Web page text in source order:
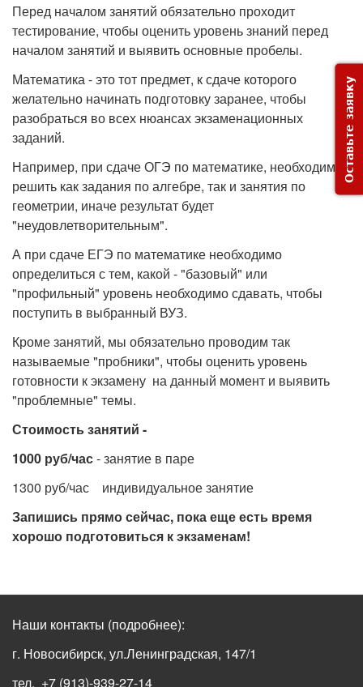
Перед началом занятий обязательно проходит
тестирование, чтобы оценить уровень знаний перед
началом занятий и выявить основные пробелы.
Математика - это тот предмет, к сдаче которого
желательно начинать подготовку заранее, чтобы
разобраться во всех нюансах экзаменационных
заданий.
Например, при сдаче ОГЭ по математике, необходимо
решить как задания по алгебре, так и занятия по
геометрии, иначе результат будет
"неудовлетворительным".
А при сдаче ЕГЭ по математике необходимо
определиться с тем, какой - "базовый" или
"профильный" уровень необходимо сдавать, чтобы
поступить в выбранный ВУЗ.
Кроме занятий, мы обязательно проводим так
называемые "пробники", чтобы оценить уровень
готовности к экзамену на данный момент и выявить
"проблемные" темы.
Стоимость занятий -
1000 руб/час- занятие в паре
1300 руб/час индивидуальное занятие
Запишись прямо сейчас, пока еще есть время
хорошо подготовиться к экзаменам!
Наши контакты (подробнее):
г. Новосибирск, ул.Ленинградская, 147/1
тел. +7 (913)-939-27-14
Оставьте заявку